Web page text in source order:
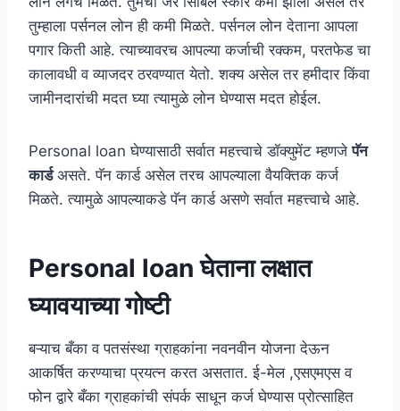
तुम्हाला पर्सनल लोन ही कमी मिळते. पर्सनल लोन देताना आपला
पगार किती आहे. त्याच्यावरच आपल्या कर्जाची रक्कम, परतफेड चा
कालावधी व व्याजदर ठरवण्यात येतो. शक्य असेल तर हमीदार किंवा
जामीनदारांची मदत घ्या त्यामुळे लोन घेण्यास मदत होईल.
Personal loan घेण्यासाठी सर्वात महत्त्वाचे डॉक्युमेंट म्हणजेपॅन
कार्डअसते. पॅन कार्ड असेल तरच आपल्याला वैयक्तिक कर्ज
मिळते. त्यामुळे आपल्याकडे पॅन कार्ड असणे सर्वात महत्त्वाचे आहे.
Personal loan घेताना लक्षात
घ्यावयाच्या गोष्टी
बऱ्याच बँका व पतसंस्था ग्राहकांना नवनवीन योजना देऊन
आकर्षित करण्याचा प्रयत्न करत असतात. ई-मेल ,एसएमएस व
फोन द्वारे बँका ग्राहकांची संपर्क साधून कर्ज घेण्यास प्रोत्साहित